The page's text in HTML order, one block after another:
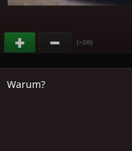
(+109)
Warum?